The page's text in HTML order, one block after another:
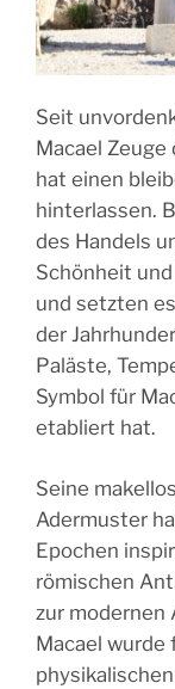
Seit
Macael Zeuge
hat einen
hinterlassen.
des Handels
Schönheit
und setzten
der
Paläste,
Symbol für
etabliert hat.
Seine
Adermuster
Epochen
römischen
zur modernen
Macael wurde